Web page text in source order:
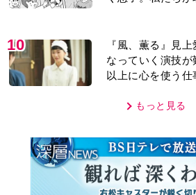
10
『風、薫る』見
なっていく演技
以上に心を使う仕
もっと見る